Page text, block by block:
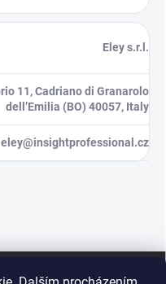
Eley s.r.l.
11, Cadriano di Granarolo
dell’Emilia (BO) 40057, Italy
eley@insightprofessional.cz